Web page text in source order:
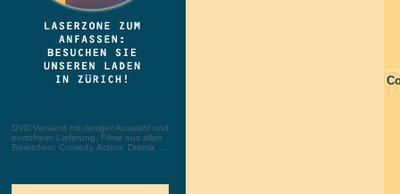
DVD Versand mit riesiger Auswahl und
portofreier Lieferung. Filme aus allen
Bereichen: Comedy, Action, Drama, ...